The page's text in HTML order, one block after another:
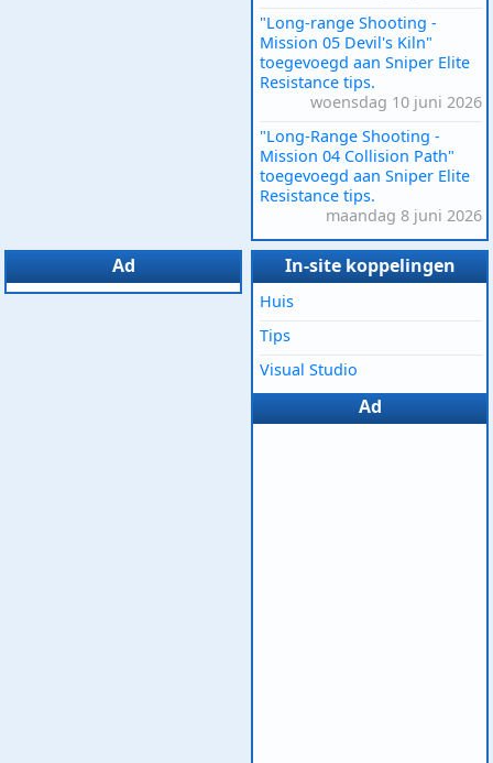
"Long-range Shooting -
Mission 05 Devil's Kiln"
toegevoegd aan Sniper Elite
Resistance tips.
woensdag 10 juni 2026
"Long-Range Shooting -
Mission 04 Collision Path"
toegevoegd aan Sniper Elite
Resistance tips.
maandag 8 juni 2026
Ad In-site koppelingen
Huis
Tips
Visual Studio
Ad